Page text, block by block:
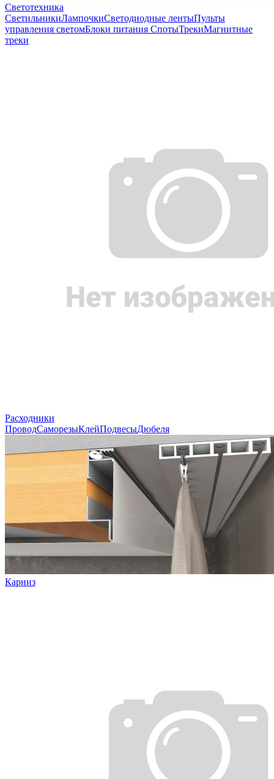
Светотехника
СветильникиЛампочкиСветодиодные лентыПульты
управления светомБлоки питания СпотыТрекиМагнитные
треки
Расходники
ПроводСаморезыКлейПодвесыДюбеля
Карниз